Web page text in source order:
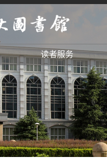
读者服务